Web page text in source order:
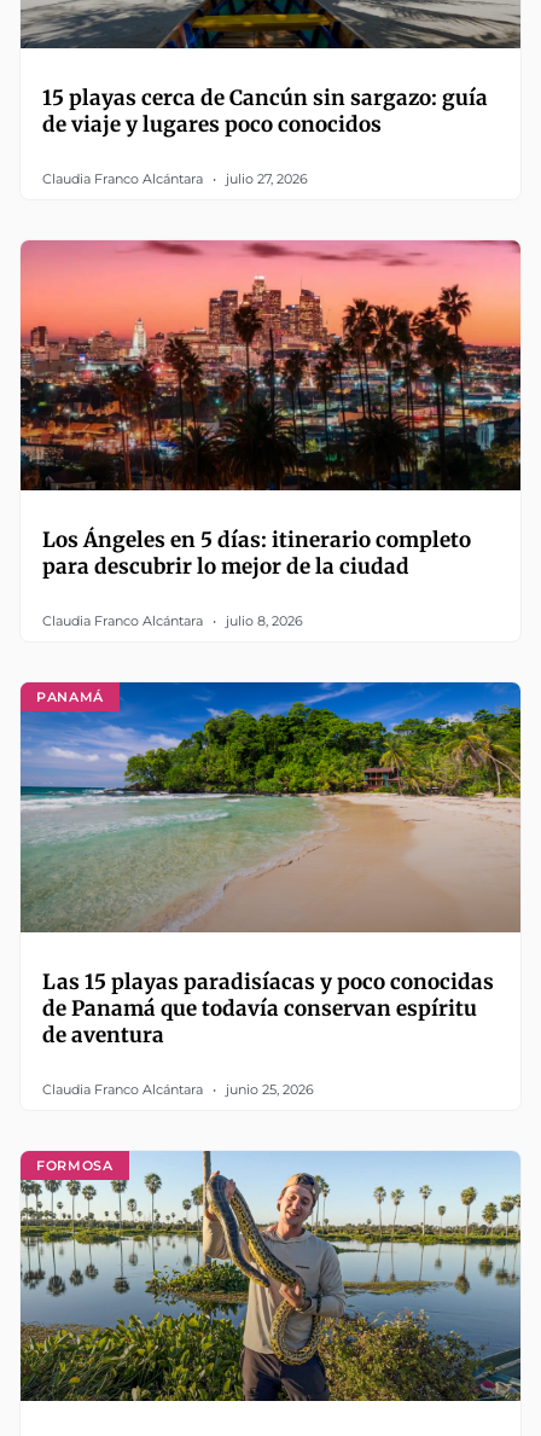
15 playas cerca de Cancún sin sargazo: guía
de viaje y lugares poco conocidos
Claudia Franco Alcántara julio 27, 2026
Los Ángeles en 5 días: itinerario completo
para descubrir lo mejor de la ciudad
Claudia Franco Alcántara julio 8, 2026
PANAMÁ
Las 15 playas paradisíacas y poco conocidas
de Panamá que todavía conservan espíritu
de aventura
Claudia Franco Alcántara junio 25, 2026
FORMOSA